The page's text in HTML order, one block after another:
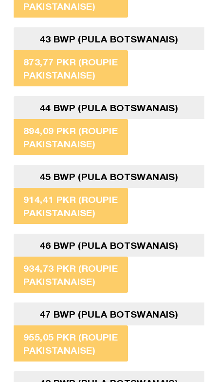
PAKISTANAISE)
43 BWP (PULA BOTSWANAIS)
873,77 PKR (ROUPIE
PAKISTANAISE)
44 BWP (PULA BOTSWANAIS)
894,09 PKR (ROUPIE
PAKISTANAISE)
45 BWP (PULA BOTSWANAIS)
914,41 PKR (ROUPIE
PAKISTANAISE)
46 BWP (PULA BOTSWANAIS)
934,73 PKR (ROUPIE
PAKISTANAISE)
47 BWP (PULA BOTSWANAIS)
955,05 PKR (ROUPIE
PAKISTANAISE)